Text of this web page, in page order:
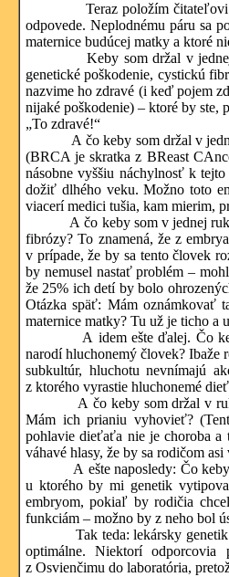
Teraz položím čitateľovi
odpovede. Neplodnému páru sa
maternice budúcej matky a ktoré
Keby som držal v jednej
genetické poškodenie, cystickú
nazvime ho zdravé (i keď pojem
nijaké poškodenie) – ktoré by ste,
„To zdravé!“
A čo keby som držal v jednej
(BRCA je skratka z BReast
násobne vyššiu náchylnosť k
dožiť dlhého veku. Možno toto
viacerí medici tušia, kam mierim,
A čo keby som v jednej ruke
fibrózy? To znamená, že z
v prípade, že by sa tento človek
by nemusel nastať problém –
že 25% ich detí by bolo
Otázka späť: Mám oznámkovať
maternice matky? Tu už je ticho a
A idem ešte ďalej. Čo keby
narodí hluchonemý človek? Ibaže
subkultúr, hluchotu nevnímajú
z ktorého vyrastie hluchonemé
A čo keby som držal v ruke
Mám ich prianiu vyhovieť?
pohlavie dieťaťa nie je choroba a
váhavé hlasy, že by sa rodičom
A ešte naposledy: Čo keby
u ktorého by mi genetik
embryom, pokiaľ by rodičia
funkciám – možno by z neho bol
Tak teda: lekársky genetik
optimálne. Niektorí odporcovia
z Osvienčimu do laboratória,